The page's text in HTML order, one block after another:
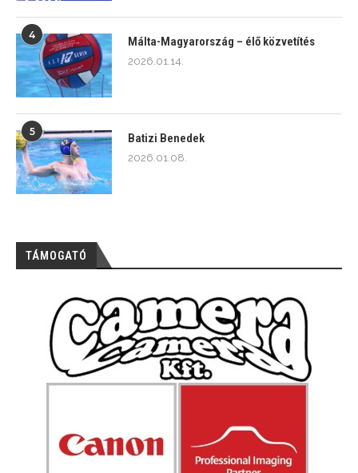
4
Málta-Magyarország – élő közvetítés
2026.01.14.
5
Batizi Benedek
2026.01.08.
TÁMOGATÓ